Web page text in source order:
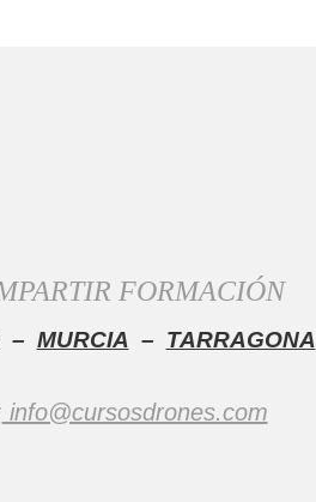
FORMACIÓN
– MURCIA – TARRAGONA
info@cursosdrones.com